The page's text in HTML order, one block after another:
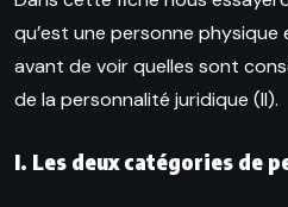
qu’est une personne
avant de voir quelles sont
de la personnalité juridique (II).
I. Les deux catégories de